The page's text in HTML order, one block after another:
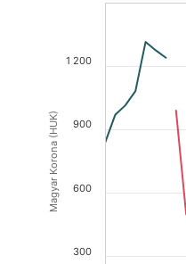
Magyar Korona (HUK)
300
600
900
1 200